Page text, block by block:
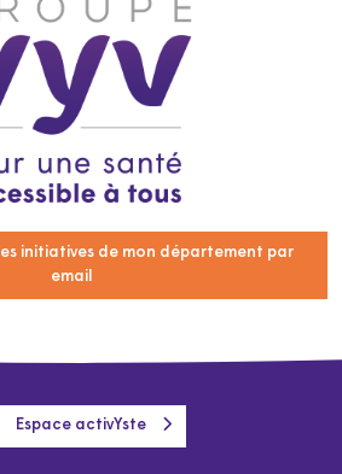
initiatives de mon département par
email
Espace activYste